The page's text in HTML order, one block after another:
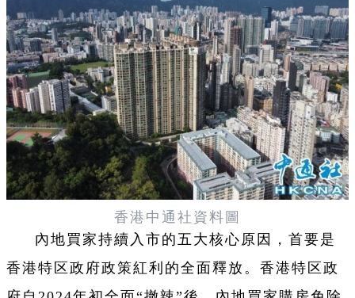
香港中通社資料圖
內地買家持續入市的五大核心原因，首要是
香港特区政府政策紅利的全面釋放。香港特区政